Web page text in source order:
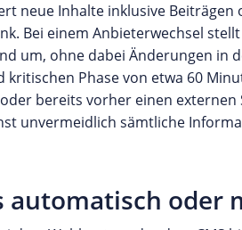
neue Inhalte inklusive
Bei einem Anbieterwechsel
um, ohne dabei Änderungen in
kritischen Phase von etwa 60
bereits vorher einen
unvermeidlich sämtliche
automatisch oder